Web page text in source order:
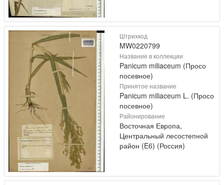
Штрихкод
MW0220799
Название в коллекции
Panicum miliaceum (Просо
посевное)
Принятое название
Panicum miliaceum L. (Просо
посевное)
Районирование
Восточная Европа,
Центральный лесостепной
район (E6) (Россия)